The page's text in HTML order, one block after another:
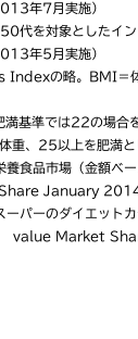
年7月実施）
代を対象としたイン
年5月実施）
Indexの略。BMI＝
満基準では22の場合
重、25以上を肥満と
養食品市場（金額
January 2014
ーパーのダイエット
value Market